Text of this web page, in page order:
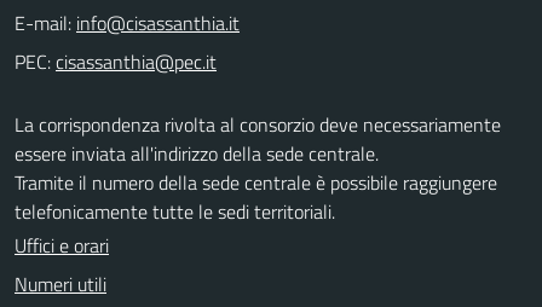
E-mail:
PEC:
La corrispondenza rivolta al consorzio deve necessariamente
essere inviata all'indirizzo della sede centrale.
Tramite il numero della sede centrale è possibile raggiungere
telefonicamente tutte le sedi territoriali.
Uffici e orari
Numeri utili